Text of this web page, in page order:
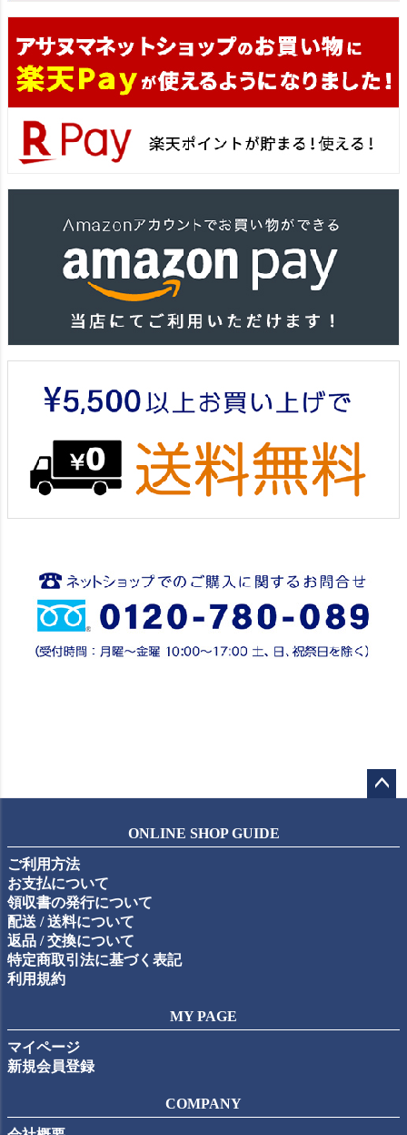
ップ
ONLINE SHOP GUIDE
ご利用方法
お支払について
領収書の発行について
配送 / 送料について
返品 / 交換について
特定商取引法に基づく表記
利用規約
MY PAGE
マイページ
新規会員登録
COMPANY